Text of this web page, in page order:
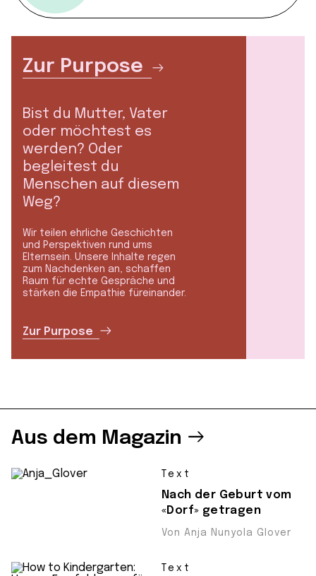
Zur Purpose
Bist du Mutter, Vater
oder möchtest es
werden? Oder
begleitest du
Menschen auf diesem
Weg?
Wir teilen ehrliche Geschichten
und Perspektiven rund ums
Elternsein. Unsere Inhalte regen
zum Nachdenken an, schaffen
Raum für echte Gespräche und
stärken die Empathie füreinander.
Zur Purpose
Aus dem Magazin
Text
Nach der Geburt vom
«Dorf» getragen
Von Anja Nunyola Glover
Text